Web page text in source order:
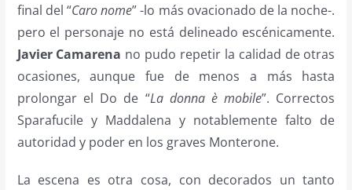
final del “Caro nome” -lo más ovacionado de la noche-.
pero el personaje no está delineado escénicamente.
Javier Camarena no pudo repetir la calidad de otras
ocasiones, aunque fue de menos a más hasta
prolongar el Do de “La donna è mobile”. Correctos
Sparafucile y Maddalena y notablemente falto de
autoridad y poder en los graves Monterone.
La escena es otra cosa, con decorados un tanto